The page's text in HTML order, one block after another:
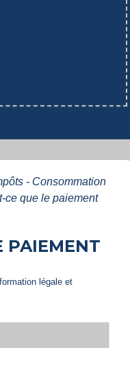
- Consommation
ce que le paiement
PAIEMENT
légale et